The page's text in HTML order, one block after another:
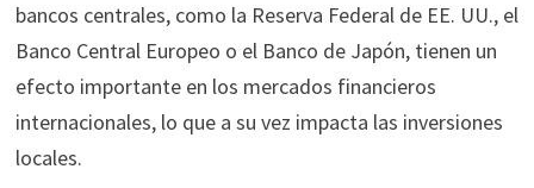
bancos centrales, como la Reserva Federal de EE. UU., el
Banco Central Europeo o el Banco de Japón, tienen un
efecto importante en los mercados financieros
internacionales, lo que a su vez impacta las inversiones
locales.